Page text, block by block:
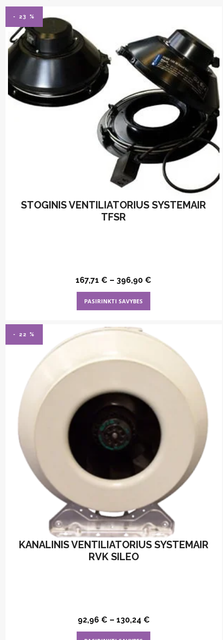
- 23 %
STOGINIS VENTILIATORIUS SYSTEMAIR
TFSR
167,71 € – 396,90 €
PASIRINKTI SAVYBES
product
multiple
variants.
options
chosen
on
product
page
- 22 %
KANALINIS VENTILIATORIUS SYSTEMAIR
RVK SILEO
92,96 € – 130,24 €